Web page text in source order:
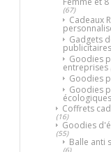
(67)
Cadeaux
Gadgets
publicitaires
Goodies
entreprises
Goodies
Goodies
écologiques
Coffrets
(16)
Goodies
(55)
Balle anti
(6)